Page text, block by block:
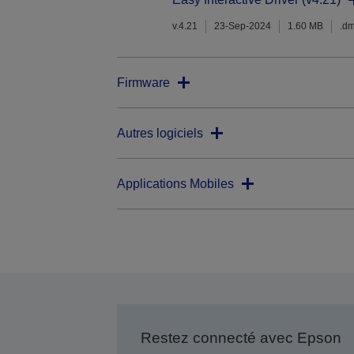
v.4.21 23-Sep-2024 1.60 MB
Firmware
Autres logiciels
Applications Mobiles
Restez connecté avec Epson